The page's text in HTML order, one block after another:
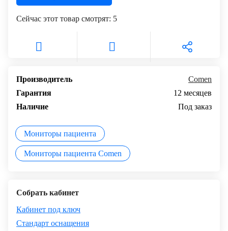
Сейчас этот товар смотрят: 5
Производитель
Comen
Гарантия
12 месяцев
Наличие
Под заказ
Мониторы пациента
Мониторы пациента Comen
Собрать кабинет
Кабинет под ключ
Стандарт оснащения